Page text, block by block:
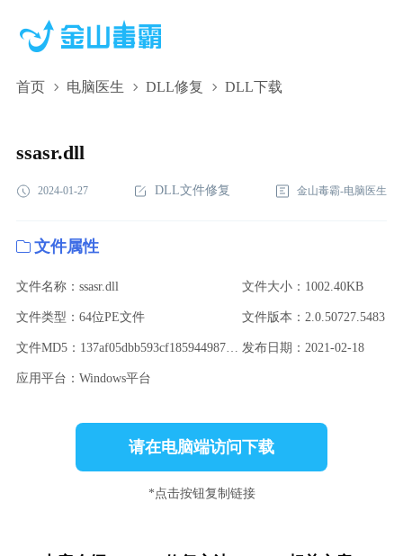
首页 电脑医生 DLL修复 DLL下载
ssasr.dll,ssasr.dll下载,ssasr.dll修复
ssasr.dll
2024-01-27 DLL文件修复 金山毒霸-电脑医生
文件属性
文件名称：ssasr.dll 文件大小：1002.40KB
文件类型：64位PE文件 文件版本：2.0.50727.5483
文件MD5：137af05dbb593cf18594498758ca25d0 发布日期：2021-02-18
应用平台：Windows平台
请在电脑端访问下载
*点击按钮复制链接